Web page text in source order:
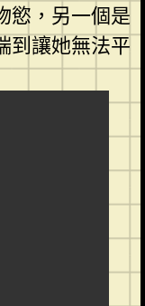
慾，另一個是
到讓她無法平